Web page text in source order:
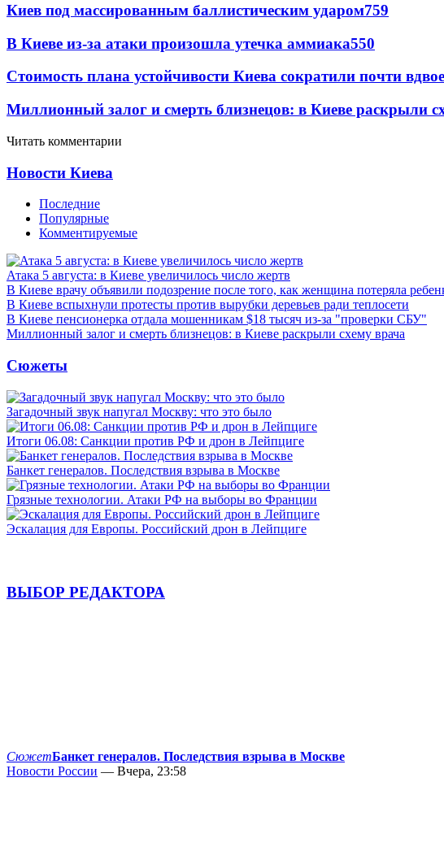
Киев под массированным баллистическим ударом759
В Киеве из-за атаки произошла утечка аммиака550
Стоимость плана устойчивости Киева сократили почти вдвое
Миллионный залог и смерть близнецов: в Киеве раскрыли
Читать комментарии
Новости Киева
Последние
Популярные
Комментируемые
Атака 5 августа: в Киеве увеличилось число жертв
В Киеве врачу объявили подозрение после того, как женщина потеряла
В Киеве вспыхнули протесты против вырубки деревьев ради теплосети
В Киеве пенсионерка отдала мошенникам $18 тысяч из-за "проверки СБУ"
Миллионный залог и смерть близнецов: в Киеве раскрыли схему врача
Сюжеты
Загадочный звук напугал Москву: что это было
Итоги 06.08: Санкции против РФ и дрон в Лейпциге
Банкет генералов. Последствия взрыва в Москве
Грязные технологии. Атаки РФ на выборы во Франции
Эскалация для Европы. Российский дрон в Лейпциге
ВЫБОР РЕДАКТОРА
СюжетБанкет генералов. Последствия взрыва в Москве
Новости России — Вчера, 23:58